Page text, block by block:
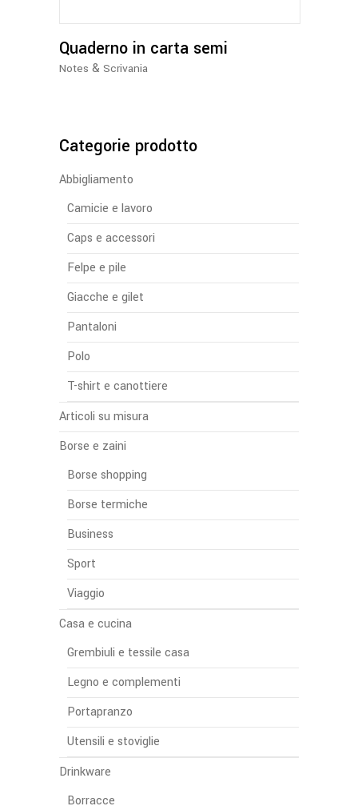
Quaderno in carta semi
Notes & Scrivania
Categorie prodotto
Abbigliamento
Camicie e lavoro
Caps e accessori
Felpe e pile
Giacche e gilet
Pantaloni
Polo
T-shirt e canottiere
Articoli su misura
Borse e zaini
Borse shopping
Borse termiche
Business
Sport
Viaggio
Casa e cucina
Grembiuli e tessile casa
Legno e complementi
Portapranzo
Utensili e stoviglie
Drinkware
Borracce